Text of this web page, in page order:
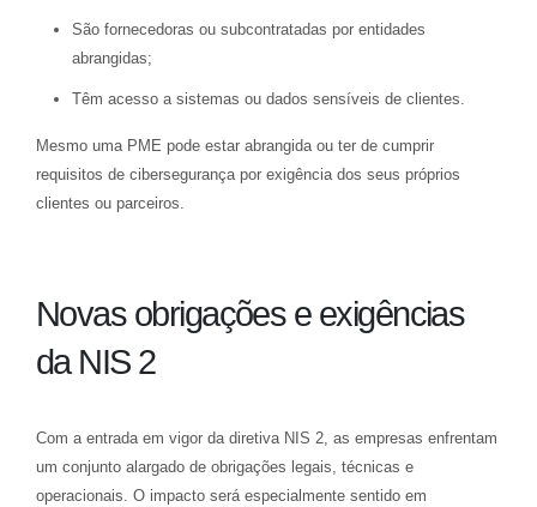
São fornecedoras ou subcontratadas por entidades
abrangidas;
Têm acesso a sistemas ou dados sensíveis de clientes.
Mesmo uma PME pode estar abrangida ou ter de cumprir
requisitos de cibersegurança por exigência dos seus próprios
clientes ou parceiros.
Novas obrigações e exigências
da NIS 2
Com a entrada em vigor da diretiva NIS 2, as empresas enfrentam
um conjunto alargado de obrigações legais, técnicas e
operacionais. O impacto será especialmente sentido em